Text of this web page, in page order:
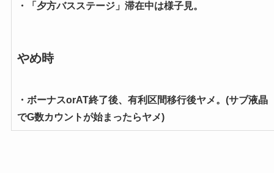
・「夕方バスステージ」滞在中は様子見。
やめ時
・ボーナスorAT終了後、有利区間移行後ヤメ。(サブ液晶
でG数カウントが始まったらヤメ)